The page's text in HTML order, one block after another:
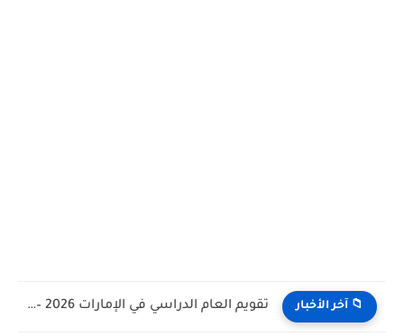
📁 آخر الأخبار تقويم العام الدراسي في الإمارات 2026 – 2027 - مواعيد...